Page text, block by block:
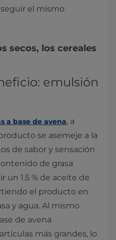
el mismo
secos, los cereales
emulsión
a base de avena, a
se asemeje a la
de sabor y sensación
de grasa
un 1.5 % de aceite de
el producto en
y agua. Al mismo
de avena
más grandes, lo